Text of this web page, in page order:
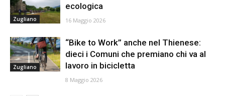
Zugliano
ecologica
16 Maggio 2026
Zugliano
“Bike to Work” anche nel Thienese:
dieci i Comuni che premiano chi va al
lavoro in bicicletta
8 Maggio 2026